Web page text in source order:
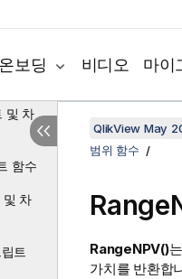
온보딩 비디오 마이
트
함
및 차
함수
차
트
QlikView May
범위 함수
RangeNPV()
가치를 반환합